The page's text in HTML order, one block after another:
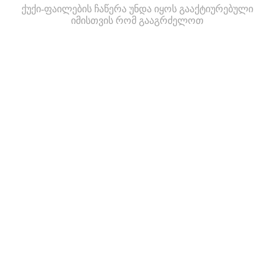
ქუქი-ფაილების ჩაწერა უნდა იყოს გააქტიურებული
იმისთვის რომ გააგრძელოთ